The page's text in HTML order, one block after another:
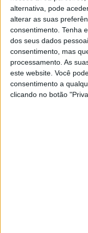
alternativa, pode
alterar as suas
consentimento. Tenha
dos seus dados
consentimento, mas
processamento. As
este website. Você
consentimento a
clicando no botão
dentro – a manobra
comissários de pista
e aplicaram a
volta, que ele
Em declarações,
https://